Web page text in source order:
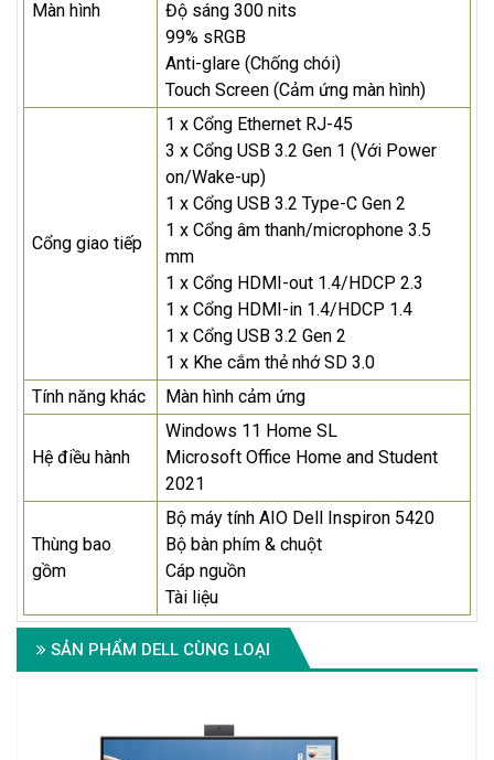
Màn hình
Độ sáng 300 nits
99% sRGB
Anti-glare (Chống chói)
Touch Screen (Cảm ứng màn hình)
Cổng giao tiếp
1 x Cổng Ethernet RJ-45
3 x Cổng USB 3.2 Gen 1 (Với Power
on/Wake-up)
1 x Cổng USB 3.2 Type-C Gen 2
1 x Cổng âm thanh/microphone 3.5
mm
1 x Cổng HDMI-out 1.4/HDCP 2.3
1 x Cổng HDMI-in 1.4/HDCP 1.4
1 x Cổng USB 3.2 Gen 2
1 x Khe cắm thẻ nhớ SD 3.0
Tính năng khác
Màn hình cảm ứng
Hệ điều hành
Windows 11 Home SL
Microsoft Office Home and Student
2021
Thùng bao
gồm
Bộ máy tính AIO Dell Inspiron 5420
Bộ bàn phím & chuột
Cáp nguồn
Tài liệu
SẢN PHẨM DELL CÙNG LOẠI